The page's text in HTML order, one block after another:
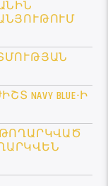
NAVY BLUE-Ի
Ձ
Ո